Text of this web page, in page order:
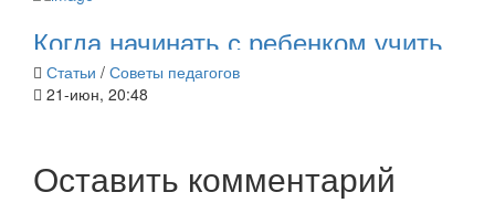
Когда начинать с ребенком учить
алфавит?
Статьи / Советы педагогов
21-июн, 20:48
Оставить комментарий